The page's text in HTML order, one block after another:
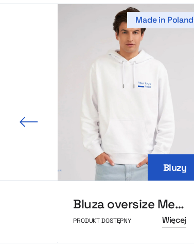
Made in Poland
Bluzy
Bluza oversize MerchUp
PRODUKT DOSTĘPNY Więcej